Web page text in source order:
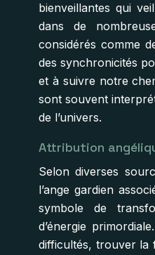
bienveillantes qui
dans de
considérés comme
des synchronicités
et à suivre notre
sont souvent
de l’univers.
Attribution
Selon diverses
l’ange gardien
symbole de
d’énergie
difficultés, trouver la